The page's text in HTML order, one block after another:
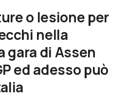
o lesione per
nella
gara di Assen
ed adesso può